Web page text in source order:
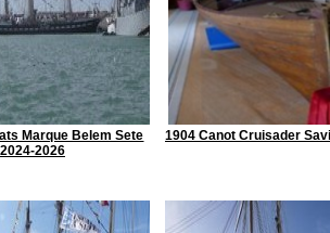
Marque Belem Sete
2024-2026
1904 Canot Cruisader